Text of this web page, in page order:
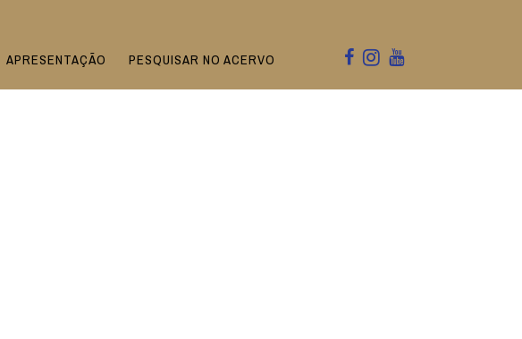
PESQUISAR NO ACERVO
APRESENTAÇÃO